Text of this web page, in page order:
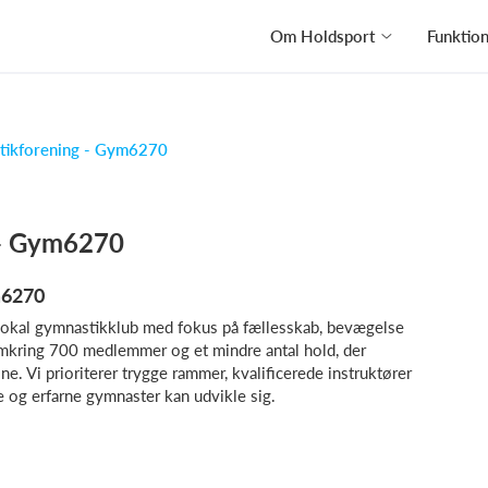
Om Holdsport
- Gym6270
Gym6270
gymnastikklub med fokus på fællesskab, bevægelse
700 medlemmer og et mindre antal hold, der
Vi prioriterer trygge rammer, kvalificerede instruktører
erfarne gymnaster kan udvikle sig.